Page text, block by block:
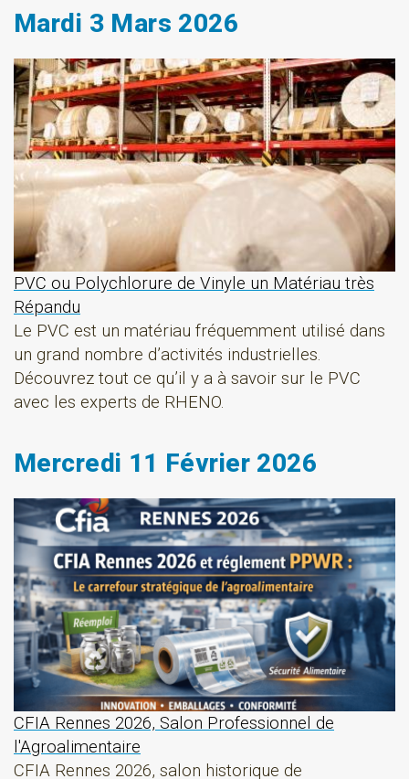
Mardi 3 Mars 2026
PVC ou Polychlorure de Vinyle un Matériau très
Répandu
Le PVC est un matériau fréquemment utilisé dans
un grand nombre d’activités industrielles.
Découvrez tout ce qu’il y a à savoir sur le PVC
avec les experts de RHENO.
Mercredi 11 Février 2026
CFIA Rennes 2026, Salon Professionnel de
l'Agroalimentaire
CFIA Rennes 2026, salon historique de